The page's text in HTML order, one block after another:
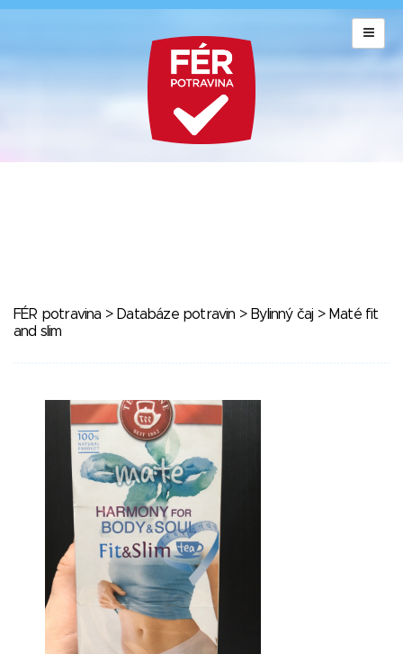
FÉR potravina > Databáze potravin > Bylinný čaj > Maté fit
and slim